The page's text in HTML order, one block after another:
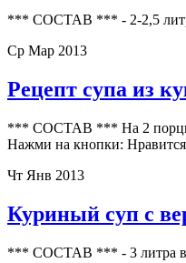
*** СОСТАВ *** - 2-2,5
Ср Мар 2013
Рецепт супа из
*** СОСТАВ *** На 2 порции
Нажми на кнопки: Нравится
Чт Янв 2013
Куриный суп с
*** СОСТАВ *** - 3 литра